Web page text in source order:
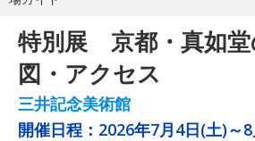
特別展 京都・真如堂
図・アクセス
三井記念美術館
開催日程： 2026年7月4日(土)～